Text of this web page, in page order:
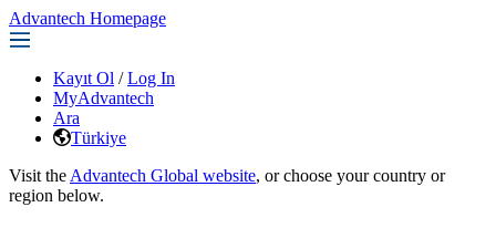
Advantech Homepage
Kayıt Ol / Log In
MyAdvantech
Ara
Türkiye
Visit the Advantech Global website, or choose your country or
region below.